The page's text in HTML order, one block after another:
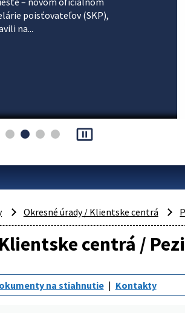
poisťovateľov (SKP),
na...
pause_presentation
Okresné úrady / Klientske centrá
centrá /
na stiahnutie Kontakty